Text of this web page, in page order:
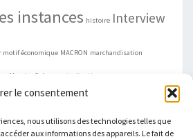
le consentement
nous utilisons des technologies telles que
aux informations des appareils. Le fait de
instances histoire Interview
motif économique MACRON marchandisation
Maurice Cohen mutualisation
économie sociale et solidaire